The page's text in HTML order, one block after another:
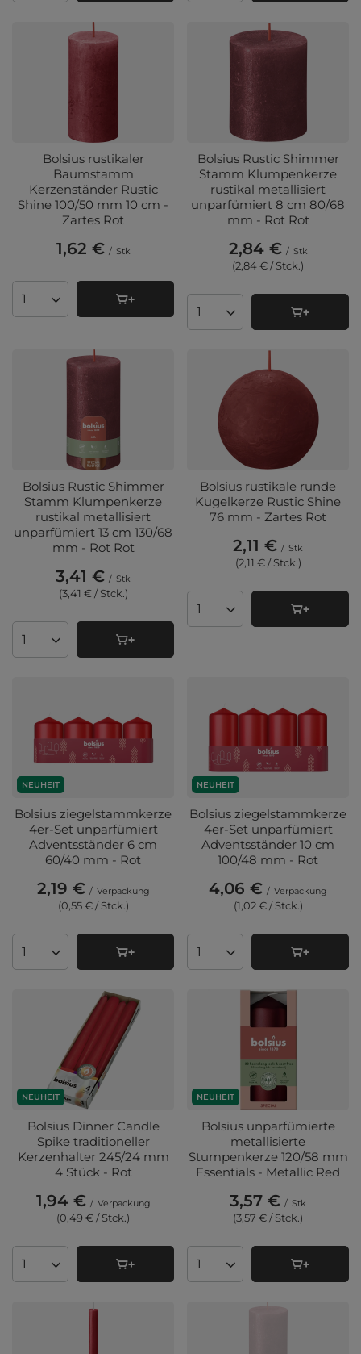
Bolsius rustikaler
Baumstamm
Kerzenständer Rustic
Shine 100/50 mm 10 cm -
Zartes Rot
1,62 € / Stk
Anzahl der Produkte
Bolsius Rustic Shimmer
Stamm Klumpenkerze
rustikal metallisiert
unparfümiert 8 cm 80/68
mm - Rot Rot
2,84 € / Stk
(2,84 € / Stck.)
Anzahl der Produkte
Bolsius Rustic Shimmer
Stamm Klumpenkerze
rustikal metallisiert
unparfümiert 13 cm 130/68
mm - Rot Rot
3,41 € / Stk
(3,41 € / Stck.)
Anzahl der Produkte
Bolsius rustikale runde
Kugelkerze Rustic Shine
76 mm - Zartes Rot
2,11 € / Stk
(2,11 € / Stck.)
Anzahl der Produkte
NEUHEIT
Bolsius ziegelstammkerze
4er-Set unparfümiert
Adventsständer 6 cm
60/40 mm - Rot
2,19 € / Verpackung
(0,55 € / Stck.)
Anzahl der Produkte
NEUHEIT
Bolsius ziegelstammkerze
4er-Set unparfümiert
Adventsständer 10 cm
100/48 mm - Rot
4,06 € / Verpackung
(1,02 € / Stck.)
Anzahl der Produkte
NEUHEIT
Bolsius Dinner Candle
Spike traditioneller
Kerzenhalter 245/24 mm
4 Stück - Rot
1,94 € / Verpackung
(0,49 € / Stck.)
Anzahl der Produkte
NEUHEIT
Bolsius unparfümierte
metallisierte
Stumpenkerze 120/58 mm
Essentials - Metallic Red
3,57 € / Stk
(3,57 € / Stck.)
Anzahl der Produkte